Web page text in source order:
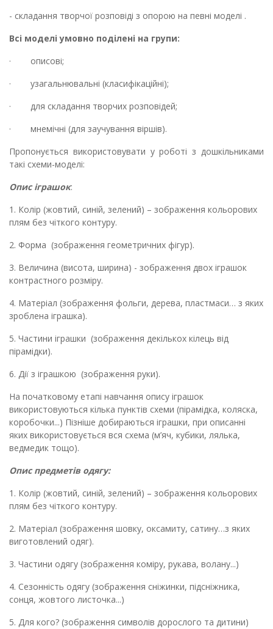
- складання творчої розповіді з опорою на певні моделі .
Всі моделі умовно поділені на групи:
·
описові;
·
узагальнювальні (класифікаційні);
·
для складання творчих розповідей;
·
мнемічні (для заучування віршів).
Пропонується використовувати у роботі з дошкільниками
такі схеми-моделі:
Опис іграшок:
1. Колір (жовтий, синій, зелений) – зображення кольорових
плям без чіткого контуру.
2. Форма (зображення геометричних фігур).
3. Величина (висота, ширина) - зображення двох іграшок
контрастного розміру.
4. Матеріал (зображення фольги, дерева, пластмаси… з яких
зроблена іграшка).
5. Частини іграшки (зображення декількох кілець від
пірамідки).
6. Дії з іграшкою (зображення руки).
На початковому етапі навчання опису іграшок
використовуються кілька пунктів схеми (пірамідка, коляска,
коробочки...) Пізніше добираються іграшки, при описанні
яких використовується вся схема (м’яч, кубики, лялька,
ведмедик тощо).
Опис предметів одягу:
1. Колір (жовтий, синій, зелений) – зображення кольорових
плям без чіткого контуру.
2. Матеріал (зображення шовку, оксамиту, сатину…з яких
виготовлений одяг).
3. Частини одягу (зображення коміру, рукава, волану...)
4. Сезонність одягу (зображення сніжинки, підсніжника,
сонця, жовтого листочка...)
5. Для кого? (зображення символів дорослого та дитини)